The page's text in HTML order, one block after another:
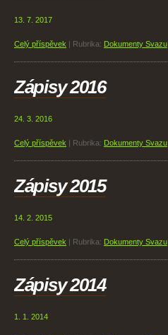
13. 7. 2017
Celý příspěvek Rubrika: Dokumenty Svazu
Zápisy 2016
24. 3. 2016
Celý příspěvek Rubrika: Dokumenty Svazu
Zápisy 2015
14. 2. 2015
Celý příspěvek Rubrika: Dokumenty Svazu
Zápisy 2014
1. 1. 2014